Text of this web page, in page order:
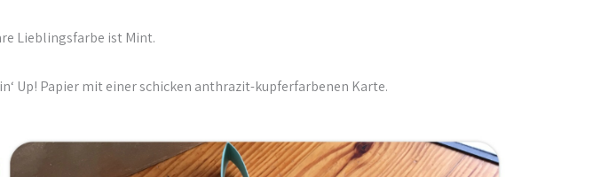
Lieblingsfarbe ist Mint.
Up! Papier mit einer schicken anthrazit-kupferfarbenen Karte.